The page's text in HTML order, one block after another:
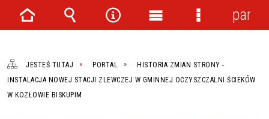
JESTEŚ TUTAJ PORTAL
HISTORIA ZMIAN STRONY -
INSTALACJA NOWEJ STACJI ZLEWCZEJ W GMINNEJ OCZYSZCZALNI ŚCIEKÓW
W KOZŁOWIE BISKUPIM
Strona Wyszukiwarka
NarzędziaMenu
Menu
panel